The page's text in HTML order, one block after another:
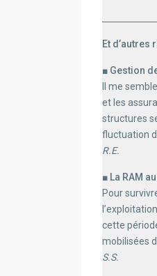
Et d’autres
■ Gestion
Il me
et les
structures
fluctuation
R.E.
■ La RAM
Pour
cette
mobilisées
S.S.